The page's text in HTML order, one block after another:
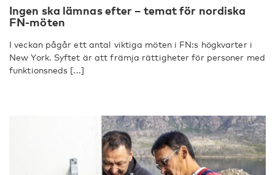
Ingen ska lämnas efter – temat för nordiska
FN-möten
I veckan pågår ett antal viktiga möten i FN:s högkvarter i
New York. Syftet är att främja rättigheter för personer med
funktionsneds [...]